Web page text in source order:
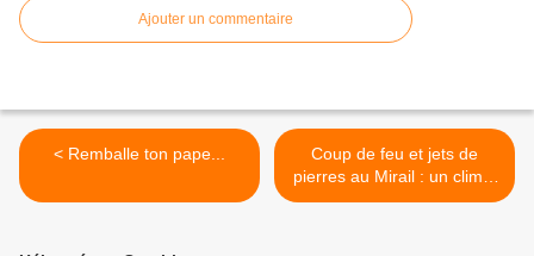
Ajouter un commentaire
< Remballe ton pape...
Coup de feu et jets de
pierres au Mirail : un climat
de guérilla urbaine selon les